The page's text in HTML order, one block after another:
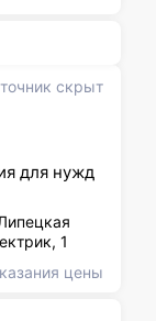
скрыт
для нужд
1
цены